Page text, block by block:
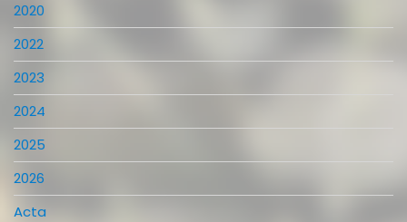
2020
2022
2023
2024
2025
2026
Acta